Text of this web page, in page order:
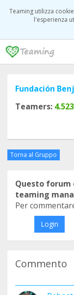
Teaming utilizza
l'esperienza
Fundación
Teamers: 4.523
Torna al Gruppo
Questo forum
teaming
Per
Login
Commento